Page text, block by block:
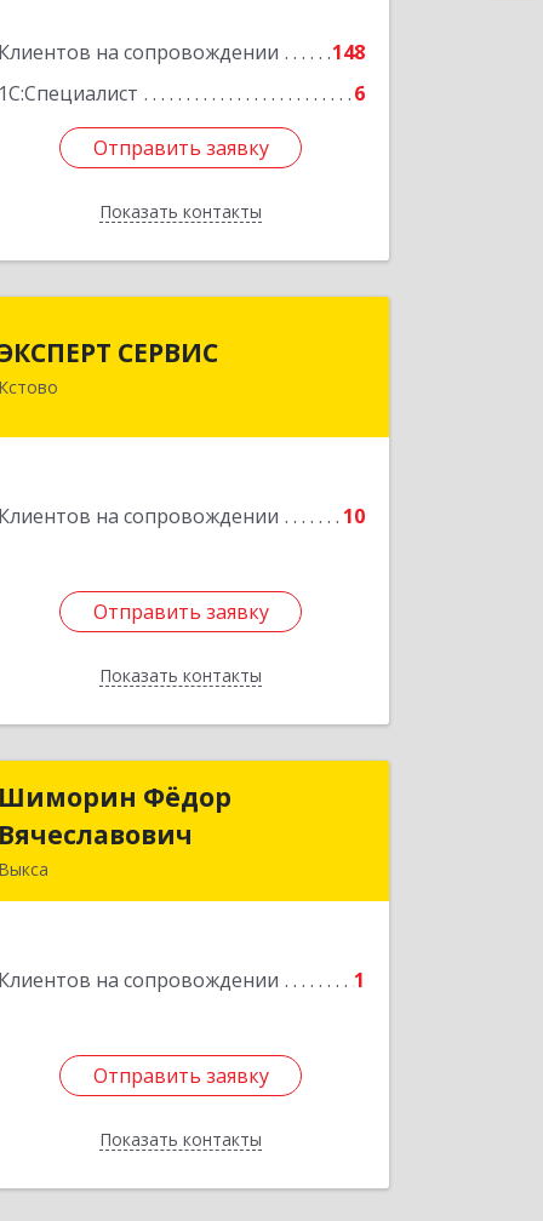
Клиентов на сопровождении
148
1С:Специалист
6
Отправить заявку
Показать контакты
Подробнее
Отправить заявку
Назад
СЕРВИС
Кстово
Клиентов на сопровождении 10
Отправить заявку
Показать контакты
Отправить заявку
Назад
Шиморин Фёдор
Вячеславович
Выкса
Клиентов на сопровождении 1
Отправить заявку
Показать контакты
Шиморин Фёдор
Вячеславович
Отправить заявку
Назад